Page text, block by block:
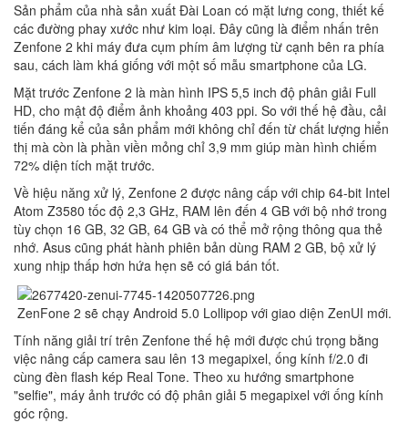
Sản phẩm của nhà sản xuất Đài Loan có mặt lưng cong, thiết kế
các đường phay xước như kim loại. Đây cũng là điểm nhấn trên
Zenfone 2 khi máy đưa cụm phím âm lượng từ cạnh bên ra phía
sau, cách làm khá giống với một số mẫu smartphone của LG.
Mặt trước Zenfone 2 là màn hình IPS 5,5 inch độ phân giải Full
HD, cho mật độ điểm ảnh khoảng 403 ppi. So với thế hệ đầu, cải
tiến đáng kể của sản phẩm mới không chỉ đến từ chất lượng hiển
thị mà còn là phần viền mỏng chỉ 3,9 mm giúp màn hình chiếm
72% diện tích mặt trước.
Về hiệu năng xử lý, Zenfone 2 được nâng cấp với chip 64-bit Intel
Atom Z3580 tốc độ 2,3 GHz, RAM lên đến 4 GB với bộ nhớ trong
tùy chọn 16 GB, 32 GB, 64 GB và có thể mở rộng thông qua thẻ
nhớ. Asus cũng phát hành phiên bản dùng RAM 2 GB, bộ xử lý
xung nhịp thấp hơn hứa hẹn sẽ có giá bán tốt.
ZenFone 2 sẽ chạy Android 5.0 Lollipop với giao diện ZenUI mới.
Tính năng giải trí trên Zenfone thế hệ mới được chú trọng bằng
việc nâng cấp camera sau lên 13 megapixel, ống kính f/2.0 đi
cùng đèn flash kép Real Tone. Theo xu hướng smartphone
"selfie", máy ảnh trước có độ phân giải 5 megapixel với ống kính
góc rộng.